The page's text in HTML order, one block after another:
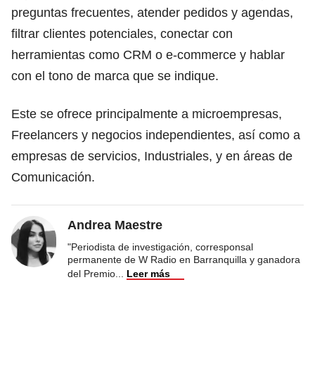
preguntas frecuentes, atender pedidos y agendas,
filtrar clientes potenciales, conectar con
herramientas como CRM o e-commerce y hablar
con el tono de marca que se indique.
Este se ofrece principalmente a microempresas,
Freelancers y negocios independientes, así como a
empresas de servicios, Industriales, y en áreas de
Comunicación.
Andrea Maestre
"Periodista de investigación, corresponsal
permanente de W Radio en Barranquilla y ganadora
del Premio
Leer más